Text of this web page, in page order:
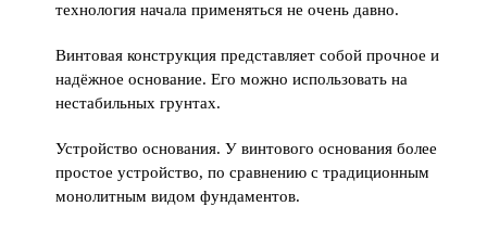
технология начала применяться не очень давно.
Винтовая конструкция представляет собой прочное и
надёжное основание. Его можно использовать на
нестабильных грунтах.
Устройство основания. У винтового основания более
простое устройство, по сравнению с традиционным
монолитным видом фундаментов.